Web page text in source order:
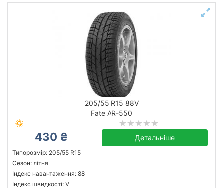
205/55 R15 88V
Fate AR-550
430 ₴ Детальніше
Типорозмір: 205/55 R15
Сезон: літня
Індекс навантаження: 88
Індекс швидкості: V